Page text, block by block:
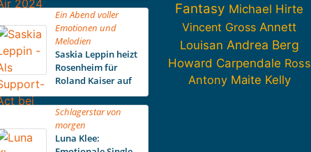
Ein Abend voller
Emotionen und
Melodien
Saskia Leppin heizt
Rosenheim für
Roland Kaiser auf
Schlagerstar von
morgen
Luna Klee:
Fantasy Michael Hirte
Vincent Gross Annett
Louisan Andrea Berg
Howard Carpendale Ross
Antony Maite Kelly